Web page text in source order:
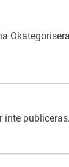
inte publiceras.